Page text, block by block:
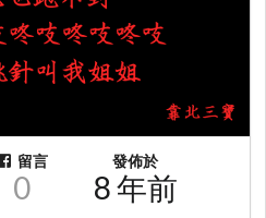
留言
0
發佈於
8 年前